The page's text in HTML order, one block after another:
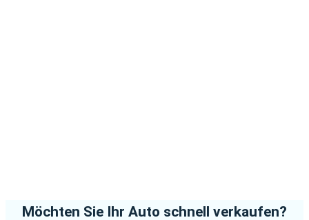
Möchten Sie Ihr Auto schnell verkaufen?